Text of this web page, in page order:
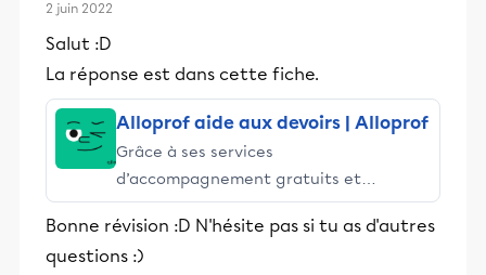
2 juin 2022
Salut :D
La réponse est dans cette fiche.
Alloprof aide aux devoirs | Alloprof
Grâce à ses services
d’accompagnement gratuits et
stimulants, Alloprof engage les élèves
et leurs parents dans la réussite
éducative.
Bonne révision :D N'hésite pas si tu as d'autres
questions :)